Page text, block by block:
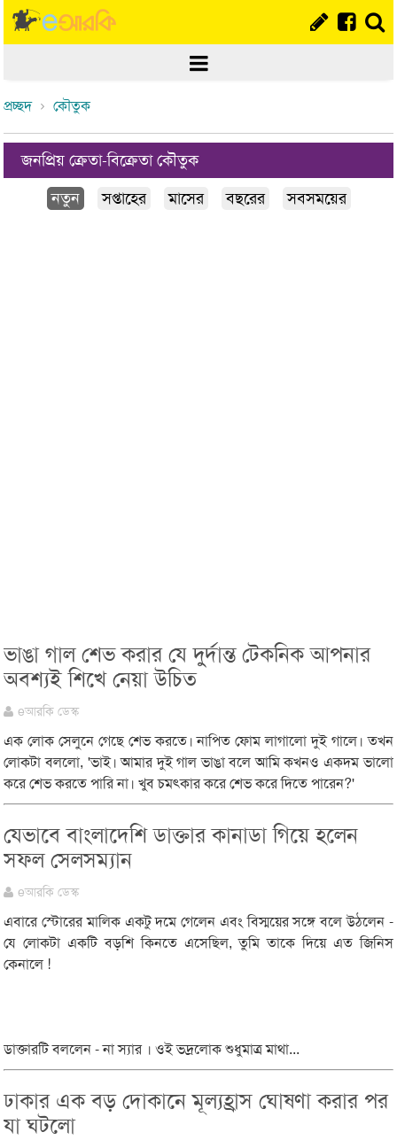
প্রচ্ছদ কৌতুক
জনপ্রিয় ক্রেতা-বিক্রেতা কৌতুক
নতুন
সপ্তাহের মাসের বছরের সবসময়ের
ভাঙা গাল শেভ করার যে দুর্দান্ত টেকনিক আপনার
অবশ্যই শিখে নেয়া উচিত
eআরকি ডেস্ক
এক লোক সেলুনে গেছে শেভ করতে। নাপিত ফোম লাগালো দুই গালে। তখন
লোকটা বললো, 'ভাই। আমার দুই গাল ভাঙা বলে আমি কখনও একদম ভালো
করে শেভ করতে পারি না। খুব চমৎকার করে শেভ করে দিতে পারেন?'
যেভাবে বাংলাদেশি ডাক্তার কানাডা গিয়ে হলেন
সফল সেলসম্যান
eআরকি ডেস্ক
এবারে স্টোরের মালিক একটু দমে গেলেন এবং বিস্ময়ের সঙ্গে বলে উঠলেন -
যে লোকটা একটি বড়শি কিনতে এসেছিল, তুমি তাকে দিয়ে এত জিনিস
কেনালে !
ডাক্তারটি বললেন - না স্যার । ওই ভদ্রলোক শুধুমাত্র মাথা...
ঢাকার এক বড় দোকানে মূল্যহ্রাস ঘোষণা করার পর
যা ঘটলো